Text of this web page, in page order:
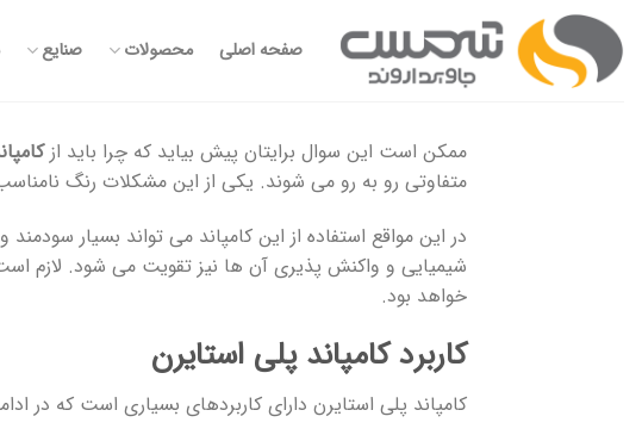
content
صفحه اصلی محصولات صنایع
ممکن است این سوال برایتان پیش بیاید که چرا باید از
متفاوتی رو به رو می شوند. یکی از این مشکلات رنگ
در این مواقع استفاده از این کامپاند می تواند بسیار
شیمیایی و واکنش پذیری آن ها نیز تقویت می شود. لازم است
خواهد بود.
کاربرد کامپاند پلی استایرن
کامپاند پلی استایرن دارای کاربردهای بسیاری است که در